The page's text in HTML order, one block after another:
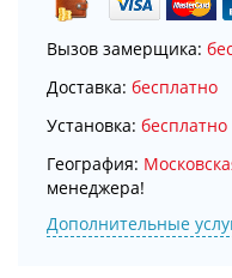
Вызов замерщика:
Доставка: бесплатно
Установка: бесплатно
География:
менеджера!
Дополнительные